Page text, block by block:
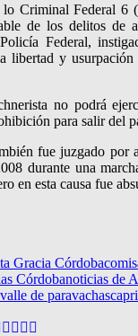
Criminal Federal 6
de los delitos de
Federal,
libertad y
no podrá
para salir del
fue juzgado por
durante una
en esta causa fue
Gracia Córdoba
Córdobanoticias de
de paravachasca